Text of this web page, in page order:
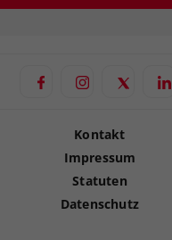
Kontakt
Impressum
Statuten
Datenschutz